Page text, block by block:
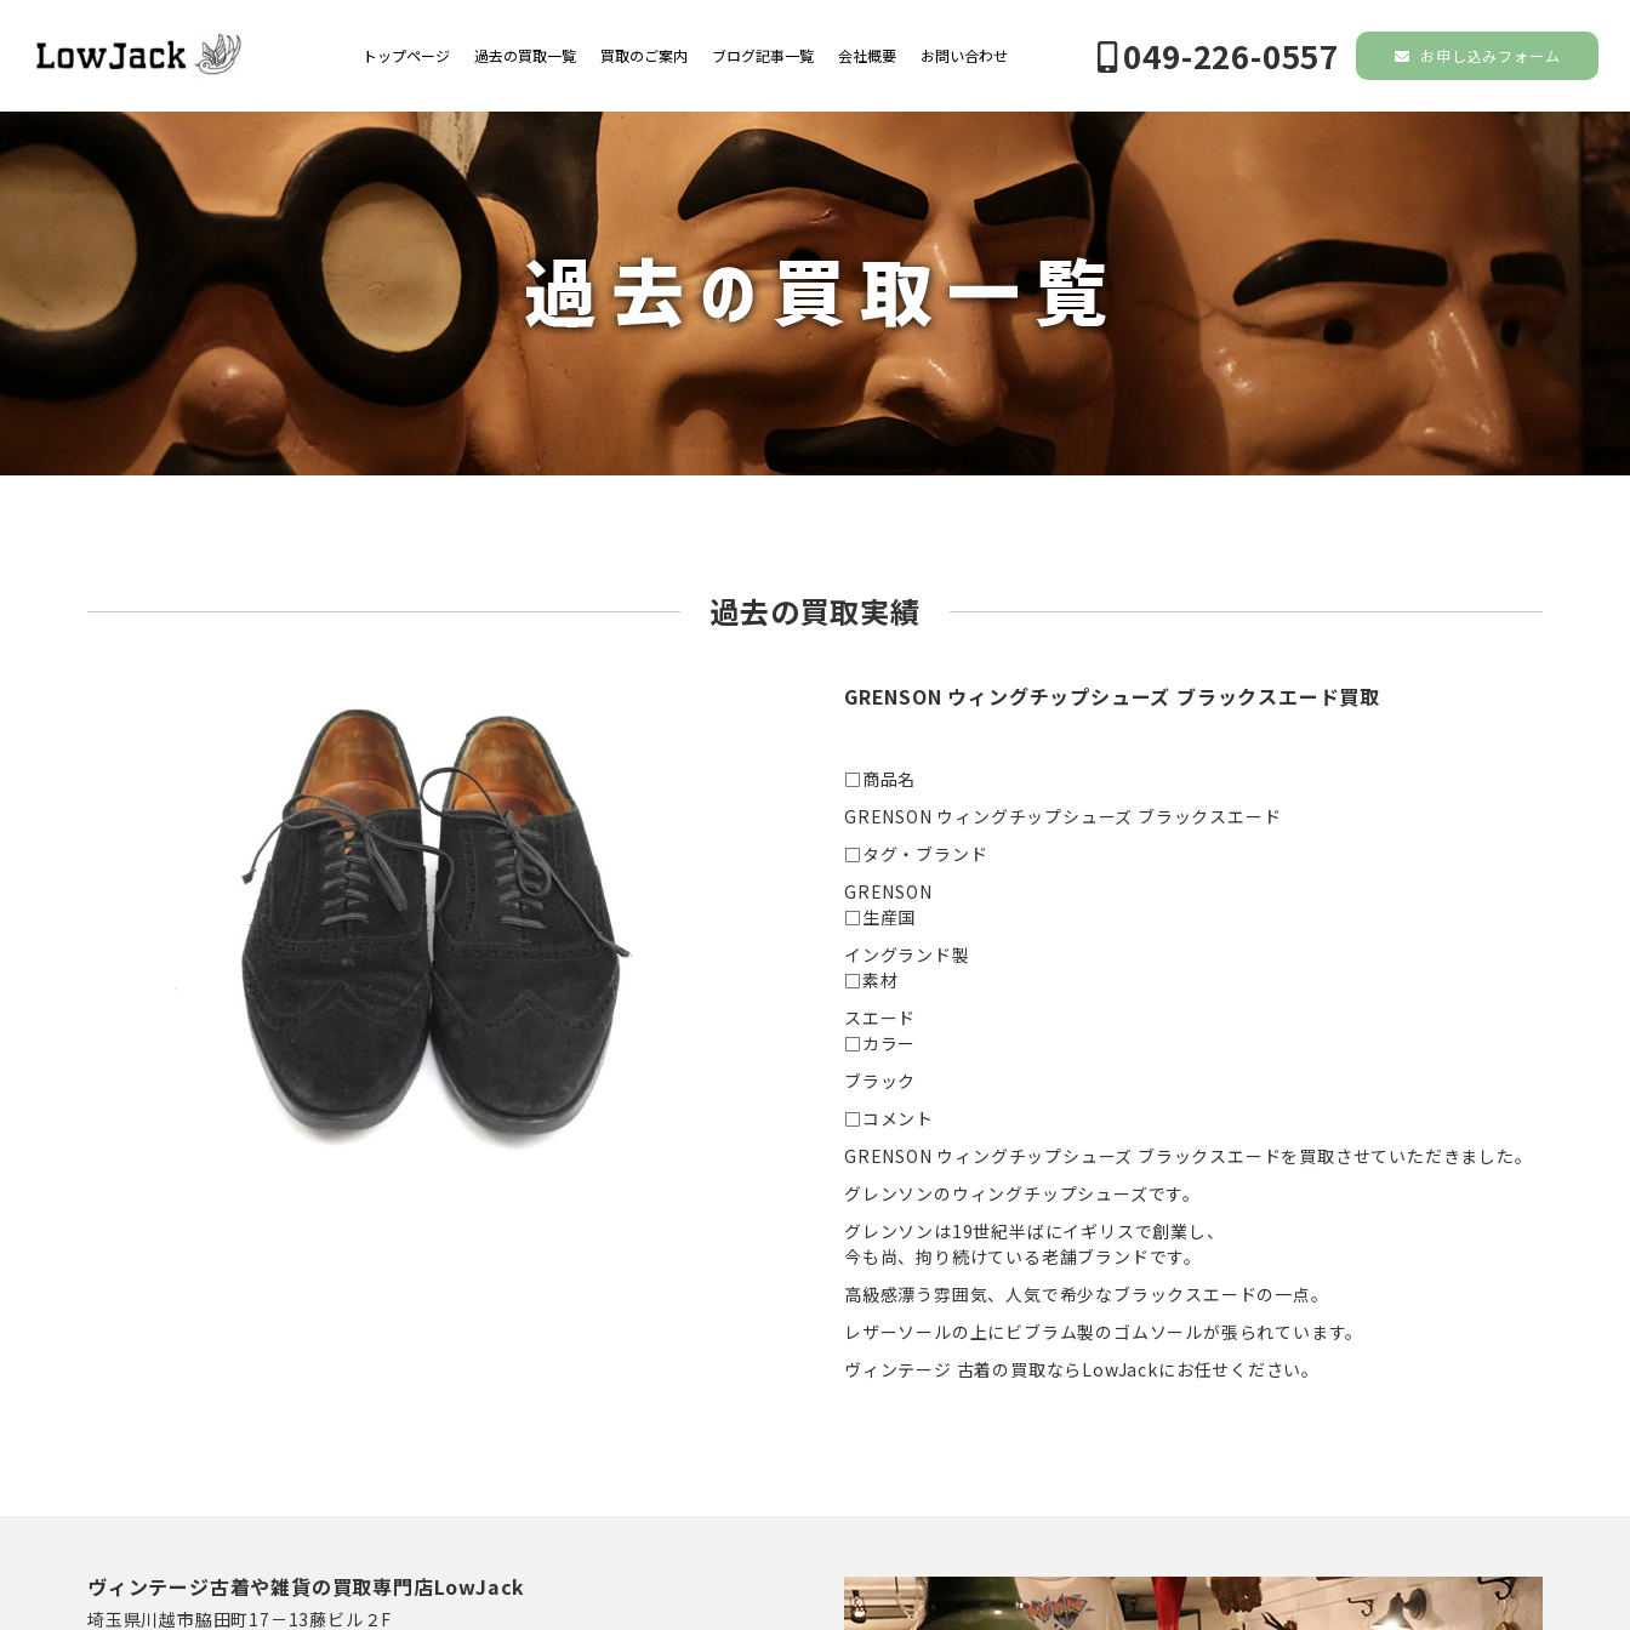
トップページ 過去の買取一覧 買取のご案内 ブログ記事一覧 会社概要 お問い合わせ 049-226-0557 お申し込みフォーム
過去の買取実績
GRENSON ウィングチップシューズ ブラックスエード買取
□商品名
GRENSON ウィングチップシューズ ブラックスエード
□タグ・ブランド
GRENSON
□生産国
イングランド製
□素材
スエード
□カラー
ブラック
□コメント
GRENSON ウィングチップシューズ ブラックスエードを買取させていただきました。
グレンソンのウィングチップシューズです。
グレンソンは19世紀半ばにイギリスで創業し、
今も尚、拘り続けている老舗ブランドです。
高級感漂う雰囲気、人気で希少なブラックスエードの一点。
レザーソールの上にビブラム製のゴムソールが張られています。
ヴィンテージ 古着の買取ならLowJackにお任せください。
ヴィンテージ古着や雑貨の買取専門店LowJack
埼玉県川越市脇田町17－13藤ビル２F